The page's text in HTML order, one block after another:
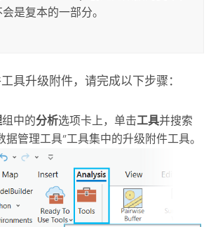
是复本的一部分。
工具升级附件，请完成以下步骤：
组中的分析选项卡上，单击工具并搜索
据管理工具”工具集中的升级附件工具。